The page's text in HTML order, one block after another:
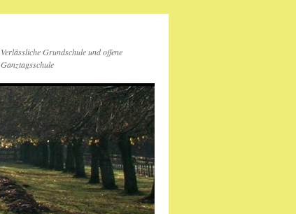
Verlässliche Grundschule und offene
Ganztagsschule